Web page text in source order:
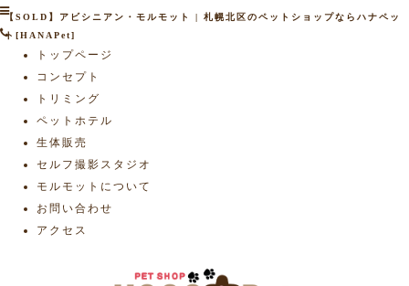
【SOLD】アビシニアン・モルモット | 札幌北区のペットショップならハナペッ
ト[HANAPet]
トップページ
コンセプト
トリミング
ペットホテル
生体販売
セルフ撮影スタジオ
モルモットについて
お問い合わせ
アクセス